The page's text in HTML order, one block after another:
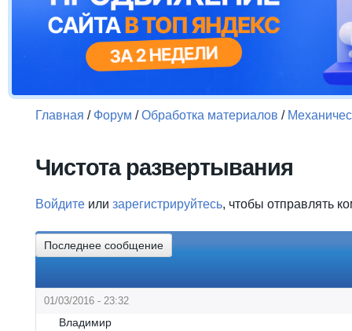
Главная / Форум /Обработка материалов /
Чистота развертывания
Войдите или зарегистрируйтесь, чтобы отправлять
Последнее сообщение
01/03/2016 - 23:32
Владимир